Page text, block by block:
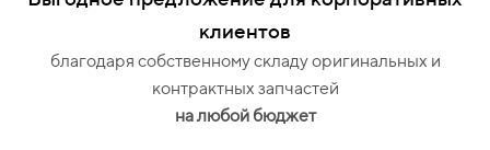
клиентов
благодаря собственному складу оригинальных и
контрактных запчастей
на любой бюджет